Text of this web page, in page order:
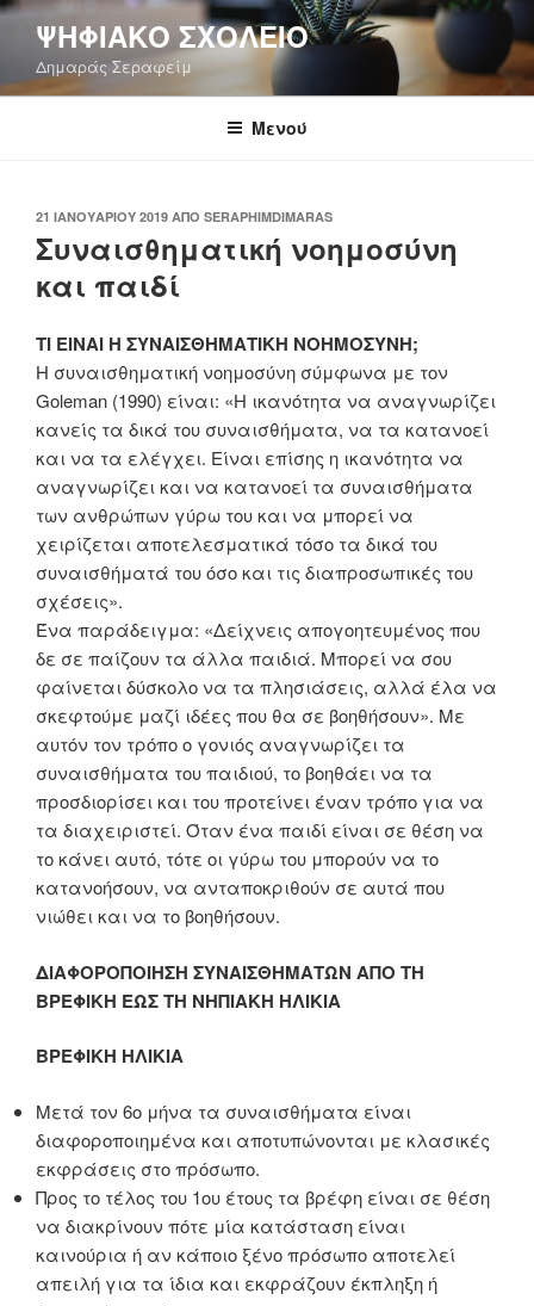
Μετάβαση
περιεχόμενο
ΨΗΦΙΑΚΌ ΣΧΟΛΕΊΟ
Δημαράς Σεραφείμ
Μενού
ΔΗΜΟΣΙΕΎΤΗΚΕ
ΣΤΙΣ
21 ΙΑΝΟΥΑΡΊΟΥ 2019 ΑΠΌ SERAPHIMDIMARAS
Συναισθηματική νοημοσύνη
και παιδί
ΤΙ ΕΙΝΑΙ Η ΣΥΝΑΙΣΘΗΜΑΤΙΚΗ ΝΟΗΜΟΣΥΝΗ;
Η συναισθηματική νοημοσύνη σύμφωνα με τον
Goleman (1990) είναι: «Η ικανότητα να αναγνωρίζει
κανείς τα δικά του συναισθήματα, να τα κατανοεί
και να τα ελέγχει. Είναι επίσης η ικανότητα να
αναγνωρίζει και να κατανοεί τα συναισθήματα
των ανθρώπων γύρω του και να μπορεί να
χειρίζεται αποτελεσματικά τόσο τα δικά του
συναισθήματά του όσο και τις διαπροσωπικές του
σχέσεις».
Ένα παράδειγμα: «Δείχνεις απογοητευμένος που
δε σε παίζουν τα άλλα παιδιά. Μπορεί να σου
φαίνεται δύσκολο να τα πλησιάσεις, αλλά έλα να
σκεφτούμε μαζί ιδέες που θα σε βοηθήσουν». Με
αυτόν τον τρόπο ο γονιός αναγνωρίζει τα
συναισθήματα του παιδιού, το βοηθάει να τα
προσδιορίσει και του προτείνει έναν τρόπο για να
τα διαχειριστεί. Όταν ένα παιδί είναι σε θέση να
το κάνει αυτό, τότε οι γύρω του μπορούν να το
κατανοήσουν, να ανταποκριθούν σε αυτά που
νιώθει και να το βοηθήσουν.
ΔΙΑΦΟΡΟΠΟΙΗΣΗ ΣΥΝΑΙΣΘΗΜΑΤΩΝ ΑΠΟ ΤΗ
ΒΡΕΦΙΚΗ ΕΩΣ ΤΗ ΝΗΠΙΑΚΗ ΗΛΙΚΙΑ
ΒΡΕΦΙΚΗ ΗΛΙΚΙΑ
Μετά τον 6ο μήνα τα συναισθήματα είναι
διαφοροποιημένα και αποτυπώνονται με κλασικές
εκφράσεις στο πρόσωπο.
Προς το τέλος του 1ου έτους τα βρέφη είναι σε θέση
να διακρίνουν πότε μία κατάσταση είναι
καινούρια ή αν κάποιο ξένο πρόσωπο αποτελεί
απειλή για τα ίδια και εκφράζουν έκπληξη ή